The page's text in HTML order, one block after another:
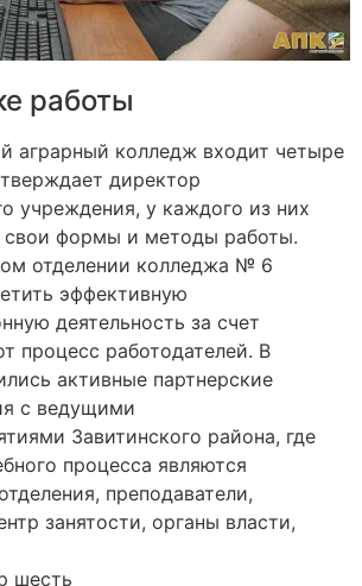
работы
аграрный колледж входит четыре
директор
учреждения, у каждого из них
свои формы и методы работы.
отделении колледжа № 6
эффективную
деятельность за счет
процесс работодателей. В
активные партнерские
с ведущими
Завитинского района, где
процесса являются
преподаватели,
занятости, органы власти,
шесть